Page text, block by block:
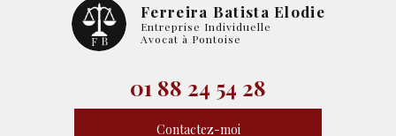
Ferreira Batista Elodie
Entreprise Individuelle
Avocat à Pontoise
01 88 24 54 28
Contactez-moi